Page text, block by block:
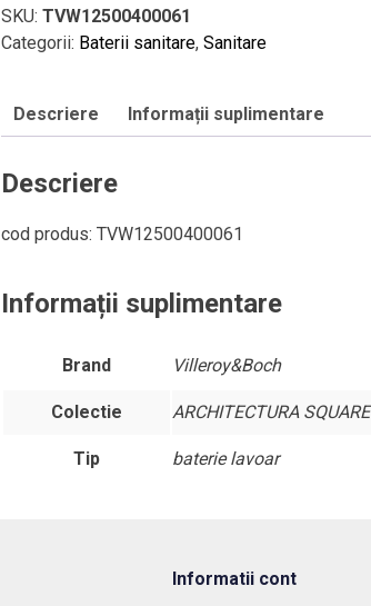
V&B
-
fara
culoare
Chrome
SKU:TVW12500400061
Categorii: Baterii sanitare,Sanitare
Descriere Informații suplimentare
Descriere
cod produs: TVW12500400061
Informații suplimentare
Brand Villeroy&Boch
Colectie ARCHITECTURA SQUARE
Tip baterie lavoar
Informatii cont